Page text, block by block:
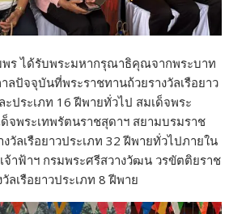
พร ได้รับพระมหากรุณาธิคุณจากพระบาท
ลปัจจุบันที่พระราชทานถ้วยรางวัลเรือยาว
ประเภท 16 ฝีพายทั่วไป สมเด็จพระ
จพระเทพรัตนราชสุดาฯ สยามบรมราช
วัลเรือยาวประเภท 32 ฝีพายทั่วไปภายใน
จ้าฟ้าฯ กรมพระศรีสวางวัฒน วรขัตติยราช
ลเรือยาวประเภท 8 ฝีพาย